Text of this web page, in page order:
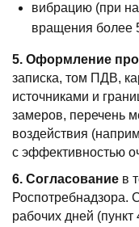
вибрацию (при
вращения более
5. Оформление
записка, том ПДВ,
источниками и
замеров, перечень
воздействия
с эффективностью
6. Согласование в
Роспотребнадзора.
рабочих дней